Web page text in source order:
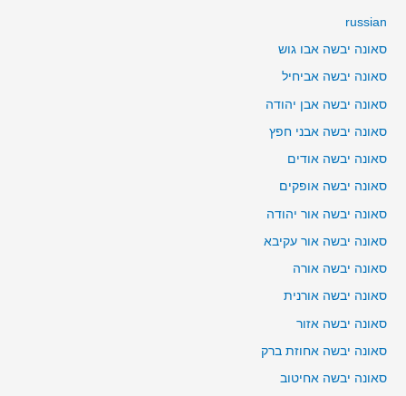
russian
סאונה יבשה אבו גוש
סאונה יבשה אביחיל
סאונה יבשה אבן יהודה
סאונה יבשה אבני חפץ
סאונה יבשה אודים
סאונה יבשה אופקים
סאונה יבשה אור יהודה
סאונה יבשה אור עקיבא
סאונה יבשה אורה
סאונה יבשה אורנית
סאונה יבשה אזור
סאונה יבשה אחוזת ברק
סאונה יבשה אחיטוב